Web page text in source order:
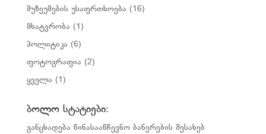
მუზეუმების უსაფრთხოება (16)
მხატვრობა (1)
პოლიტიკა (6)
ფოტოგრაფია (2)
ყველა (1)
ბოლო სტატიები:
განცხადება წინასააწჩევნო ბანერების შესახებ